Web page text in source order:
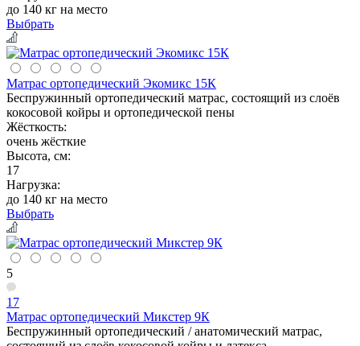
до 140 кг на место
Выбрать
Матрас ортопедический Экомикс 15К
Беспружинный ортопедический матрас, состоящий из слоёв
кокосовой койры и ортопедической пены
Жёсткость:
очень жёсткие
Высота, см:
17
Нагрузка:
до 140 кг на место
Выбрать
5
17
Матрас ортопедический Микстер 9К
Беспружинный ортопедический / анатомический матрас,